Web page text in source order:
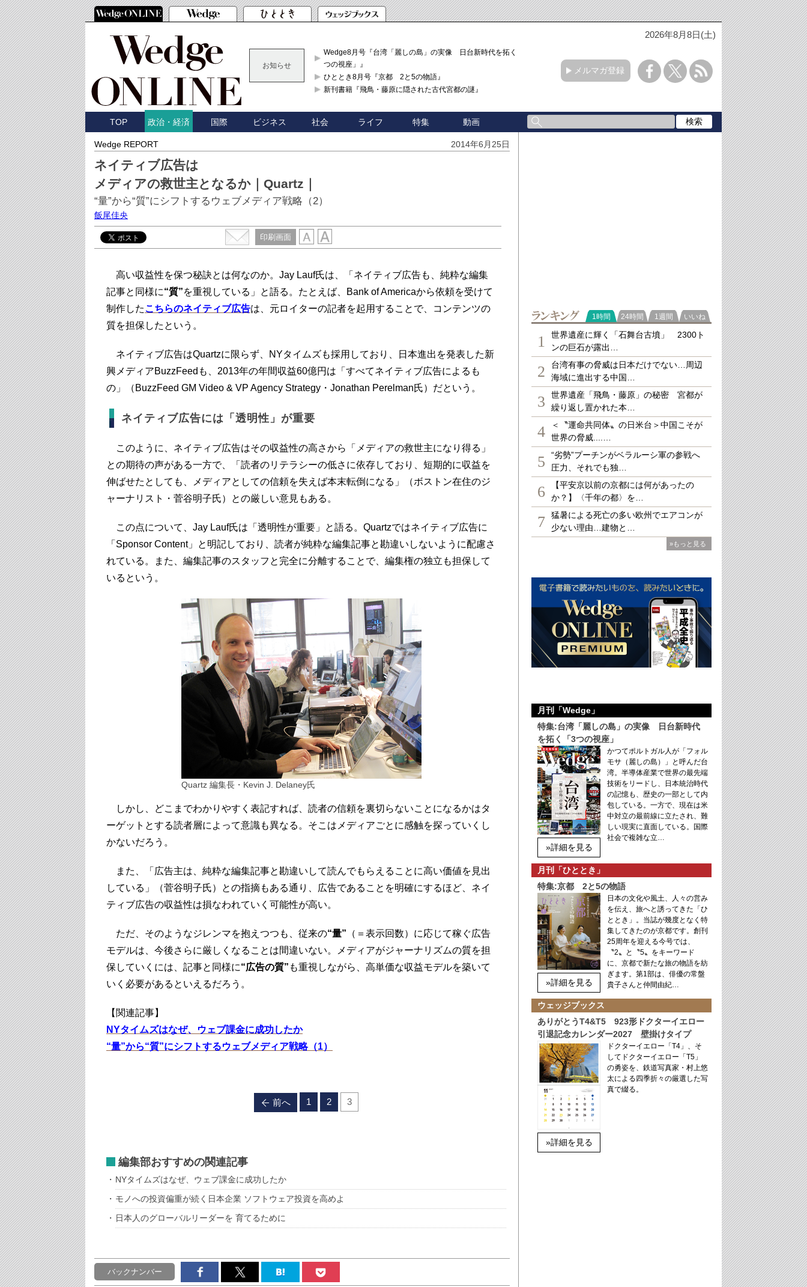
2026年8月8日(土)
お知らせ
Wedge8月号『台湾「麗しの島」の実像 日台新時代を拓く「3
つの視座」』
ひととき8月号『京都 2と5の物語』
新刊書籍『飛鳥・藤原に隠された古代宮都の謎』
メルマガ登録
TOP 政治・経済 国際 ビジネス 社会 ライフ 特集 動画
Wedge REPORT 2014年6月25日
ネイティブ広告は
メディアの救世主となるか｜Quartz｜
“量”から“質”にシフトするウェブメディア戦略（2）
飯尾佳央
印刷画面
高い収益性を保つ秘訣とは何なのか。Jay Lauf氏は、「ネイティブ広告も、純粋な編集
記事と同様に“質”を重視している」と語る。たとえば、Bank of Americaから依頼を受けて
制作したこちらのネイティブ広告は、元ロイターの記者を起用することで、コンテンツの
質を担保したという。
ネイティブ広告はQuartzに限らず、NYタイムズも採用しており、日本進出を発表した新
興メディアBuzzFeedも、2013年の年間収益60億円は「すべてネイティブ広告によるも
の」（BuzzFeed GM Video & VP Agency Strategy・Jonathan Perelman氏）だという。
ネイティブ広告には「透明性」が重要
このように、ネイティブ広告はその収益性の高さから「メディアの救世主になり得る」
との期待の声がある一方で、「読者のリテラシーの低さに依存しており、短期的に収益を
伸ばせたとしても、メディアとしての信頼を失えば本末転倒になる」（ボストン在住のジ
ャーナリスト・菅谷明子氏）との厳しい意見もある。
この点について、Jay Lauf氏は「透明性が重要」と語る。Quartzではネイティブ広告に
「Sponsor Content」と明記しており、読者が純粋な編集記事と勘違いしないように配慮さ
れている。また、編集記事のスタッフと完全に分離することで、編集権の独立も担保して
いるという。
Quartz 編集長・Kevin J. Delaney氏
しかし、どこまでわかりやすく表記すれば、読者の信頼を裏切らないことになるかはタ
ーゲットとする読者層によって意識も異なる。そこはメディアごとに感触を探っていくし
かないだろう。
また、「広告主は、純粋な編集記事と勘違いして読んでもらえることに高い価値を見出
している」（菅谷明子氏）との指摘もある通り、広告であることを明確にするほど、ネイ
ティブ広告の収益性は損なわれていく可能性が高い。
ただ、そのようなジレンマを抱えつつも、従来の“量” （＝表示回数）に応じて稼ぐ広告
モデルは、今後さらに厳しくなることは間違いない。メディアがジャーナリズムの質を担
保していくには、記事と同様に“広告の質” も重視しながら、高単価な収益モデルを築いて
いく必要があるといえるだろう。
【関連記事】
NYタイムズはなぜ、ウェブ課金に成功したか
“量”から“質”にシフトするウェブメディア戦略（1）
前へ 1 2 3
編集部おすすめの関連記事
NYタイムズはなぜ、ウェブ課金に成功したか
モノへの投資偏重が続く日本企業 ソフトウェア投資を高めよ
日本人のグローバルリーダーを 育てるために
バックナンバー
ランキング
1時間 24時間 1週間 いいね
1
世界遺産に輝く「石舞台古墳」 2300ト
ンの巨石が露出…
2
台湾有事の脅威は日本だけでない…周辺
海域に進出する中国…
3
世界遺産「飛鳥・藤原」の秘密 宮都が
繰り返し置かれた本…
4
＜〝運命共同体〟の日米台＞中国こそが
世界の脅威....…
5
“劣勢”プーチンがベラルーシ軍の参戦へ
圧力、それでも独…
6
【平安京以前の京都には何があったの
か？】〈千年の都〉を…
7
猛暑による死亡の多い欧州でエアコンが
少ない理由…建物と…
»もっと見る
月刊「Wedge」
特集:台湾「麗しの島」の実像 日台新時代
を拓く「3つの視座」
»詳細を見る
かつてポルトガル人が「フォル
モサ（麗しの島）」と呼んだ台
湾。半導体産業で世界の最先端
技術をリードし、日本統治時代
の記憶も、歴史の一部として内
包している。一方で、現在は米
中対立の最前線に立たされ、難
しい現実に直面している。国際
社会で複雑な立…
月刊「ひととき」
特集:京都 2と5の物語
»詳細を見る
日本の文化や風土、人々の営み
を伝え、旅へと誘ってきた「ひ
ととき」。当誌が幾度となく特
集してきたのが京都です。創刊
25周年を迎える今号では、
〝2〟と〝5〟をキーワード
に、京都で新たな旅の物語を紡
ぎます。第1部は、俳優の常盤
貴子さんと仲間由紀…
ウェッジブックス
ありがとうT4&T5 923形ドクターイエロー
引退記念カレンダー2027 壁掛けタイプ
»詳細を見る
ドクターイエロー「T4」、そ
してドクターイエロー「T5」
の勇姿を、鉄道写真家・村上悠
太による四季折々の厳選した写
真で綴る。